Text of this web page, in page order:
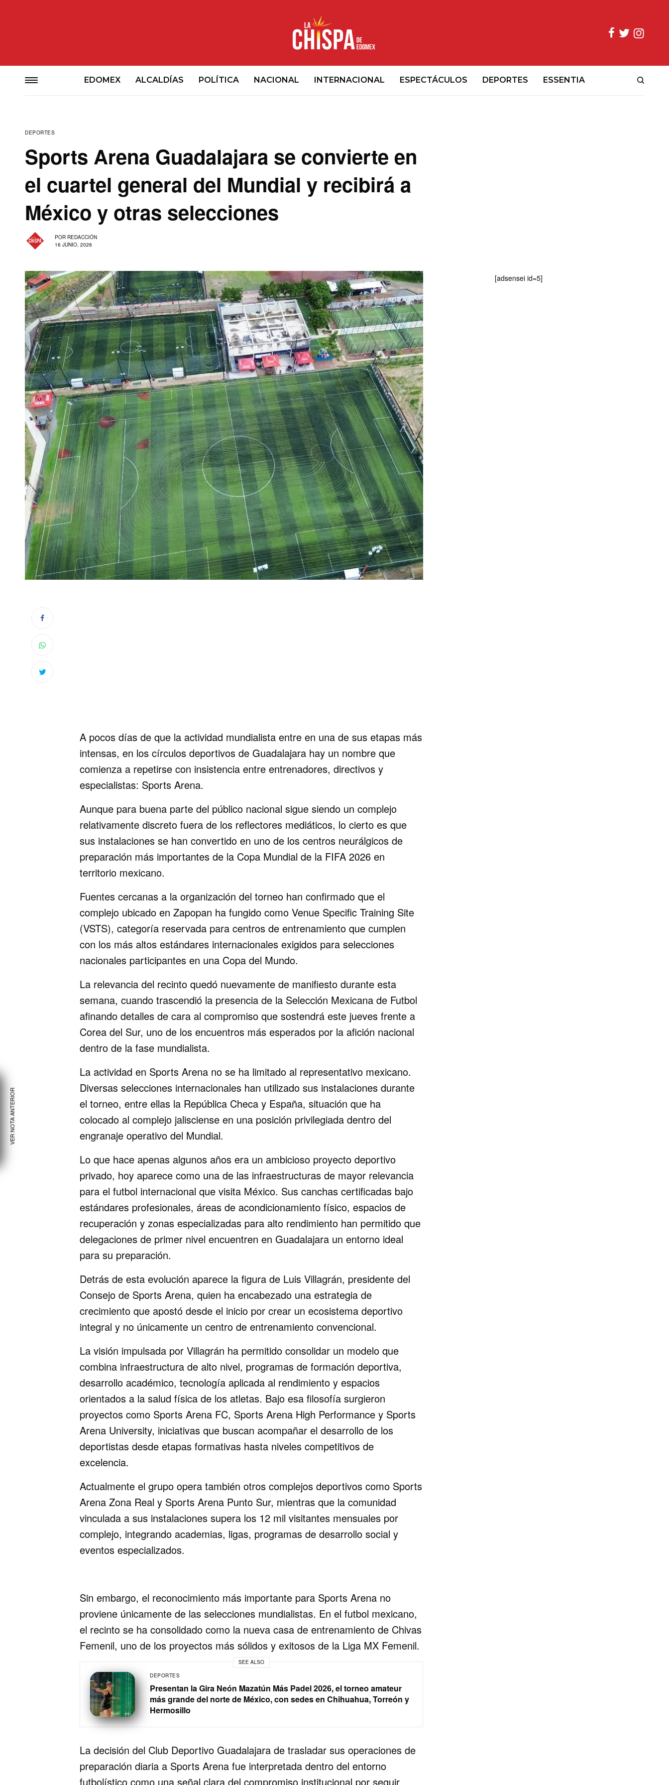
EDOMEX ALCALDÍAS POLÍTICA NACIONAL INTERNACIONAL ESPECTÁCULOS DEPORTES ESSENTIA
DEPORTES
Sports Arena Guadalajara se convierte en
el cuartel general del Mundial y recibirá a
México y otras selecciones
POR REDACCIÓN
16 JUNIO, 2026
A pocos días de que la actividad mundialista entre en una de sus etapas más
intensas, en los círculos deportivos de Guadalajara hay un nombre que
comienza a repetirse con insistencia entre entrenadores, directivos y
especialistas: Sports Arena.
Aunque para buena parte del público nacional sigue siendo un complejo
relativamente discreto fuera de los reflectores mediáticos, lo cierto es que
sus instalaciones se han convertido en uno de los centros neurálgicos de
preparación más importantes de la Copa Mundial de la FIFA 2026 en
territorio mexicano.
Fuentes cercanas a la organización del torneo han confirmado que el
complejo ubicado en Zapopan ha fungido como Venue Specific Training Site
(VSTS), categoría reservada para centros de entrenamiento que cumplen
con los más altos estándares internacionales exigidos para selecciones
nacionales participantes en una Copa del Mundo.
La relevancia del recinto quedó nuevamente de manifiesto durante esta
semana, cuando trascendió la presencia de la Selección Mexicana de Futbol
afinando detalles de cara al compromiso que sostendrá este jueves frente a
Corea del Sur, uno de los encuentros más esperados por la afición nacional
dentro de la fase mundialista.
La actividad en Sports Arena no se ha limitado al representativo mexicano.
Diversas selecciones internacionales han utilizado sus instalaciones durante
el torneo, entre ellas la República Checa y España, situación que ha
colocado al complejo jalisciense en una posición privilegiada dentro del
engranaje operativo del Mundial.
Lo que hace apenas algunos años era un ambicioso proyecto deportivo
privado, hoy aparece como una de las infraestructuras de mayor relevancia
para el futbol internacional que visita México. Sus canchas certificadas bajo
estándares profesionales, áreas de acondicionamiento físico, espacios de
recuperación y zonas especializadas para alto rendimiento han permitido que
delegaciones de primer nivel encuentren en Guadalajara un entorno ideal
para su preparación.
Detrás de esta evolución aparece la figura de Luis Villagrán, presidente del
Consejo de Sports Arena, quien ha encabezado una estrategia de
crecimiento que apostó desde el inicio por crear un ecosistema deportivo
integral y no únicamente un centro de entrenamiento convencional.
La visión impulsada por Villagrán ha permitido consolidar un modelo que
combina infraestructura de alto nivel, programas de formación deportiva,
desarrollo académico, tecnología aplicada al rendimiento y espacios
orientados a la salud física de los atletas. Bajo esa filosofía surgieron
proyectos como Sports Arena FC, Sports Arena High Performance y Sports
Arena University, iniciativas que buscan acompañar el desarrollo de los
deportistas desde etapas formativas hasta niveles competitivos de
excelencia.
Actualmente el grupo opera también otros complejos deportivos como Sports
Arena Zona Real y Sports Arena Punto Sur, mientras que la comunidad
vinculada a sus instalaciones supera los 12 mil visitantes mensuales por
complejo, integrando academias, ligas, programas de desarrollo social y
eventos especializados.
Sin embargo, el reconocimiento más importante para Sports Arena no
proviene únicamente de las selecciones mundialistas. En el futbol mexicano,
el recinto se ha consolidado como la nueva casa de entrenamiento de Chivas
Femenil, uno de los proyectos más sólidos y exitosos de la Liga MX Femenil.
SEE ALSO
DEPORTES
Presentan la Gira Neón Mazatún Más Padel 2026, el torneo amateur
más grande del norte de México, con sedes en Chihuahua, Torreón y
Hermosillo
La decisión del Club Deportivo Guadalajara de trasladar sus operaciones de
preparación diaria a Sports Arena fue interpretada dentro del entorno
futbolístico como una señal clara del compromiso institucional por seguir
[adsensei id=5]
VER NOTA ANTERIOR